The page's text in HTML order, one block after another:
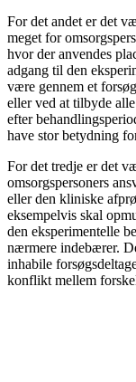
For det andet er det
meget for
hvor der anvendes
adgang til den
være gennem et
eller ved at tilbyde
efter
have stor betydning
For det tredje er det
omsorgspersoners
eller den kliniske
eksempelvis skal
den eksperimentelle
nærmere indebærer.
inhabile
konflikt mellem